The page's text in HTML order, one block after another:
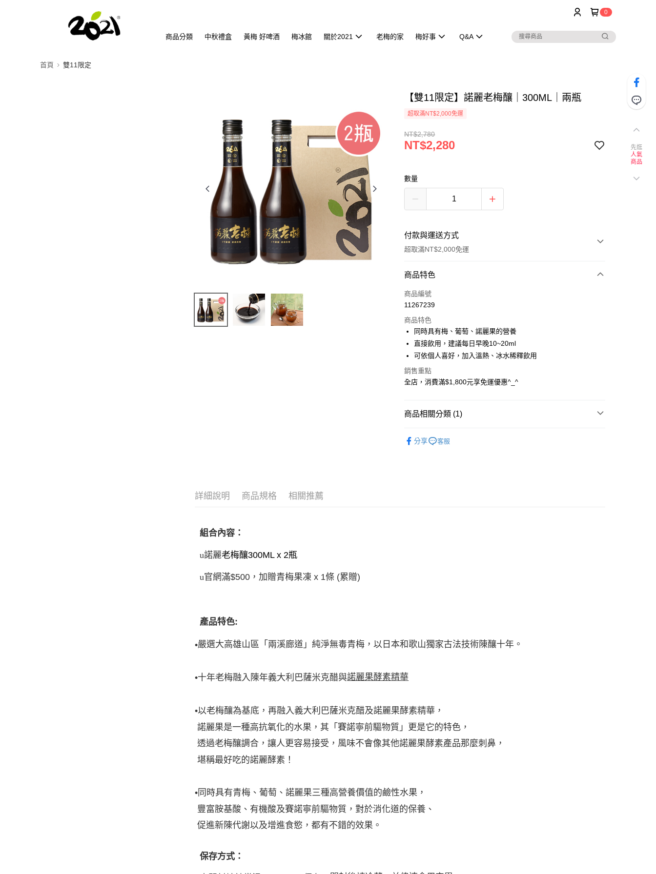
0
商品分類 中秋禮盒 黃梅 好啤酒 梅冰館 關於2021 老梅的家 梅好事 Q&A
首頁 雙11限定
【雙11限定】諾麗老梅釀｜300ML｜兩瓶
超取滿NT$2,000免運
NT$2,780
NT$2,280
數量
付款與運送方式
超取滿NT$2,000免運
付款方式
信用卡一次付款
LINE Pay
Apple Pay
悠遊付
商品特色
商品編號
11267239
商品特色
同時具有梅、葡萄、諾麗果的營養
直接飲用，建議每日早晚10~20ml
可依個人喜好，加入溫熱、冰水稀釋飲用
銷售重點
全店，消費滿$1,800元享免運優惠^_^
商品相關分類 (1)
分享
客服
詳細說明 商品規格 相關推薦
組合內容：
u諾麗老梅釀300ML x 2瓶
u官網滿$500，加贈青梅果凍 x 1條 (累贈)
產品特色:
•嚴選大高雄山區「兩溪廊道」純淨無毒青梅，以日本和歌山獨家古法技術陳釀十年。
•十年老梅融入 陳年義大利巴薩米克醋與諾麗果酵素精華
•以老梅釀為基底，再融入義大利巴薩米克醋及諾麗果酵素精華，
諾麗果是一種高抗氧化的水果， 其 「賽諾寧前驅物質」 更是它的特色，
透過老梅釀調合，讓人更容易接受， 風味不會像其他諾麗果酵素產品那麼刺鼻，
堪稱最好吃的諾麗酵素！
•同時具有青梅、葡萄、諾麗果三種高營養價值的鹼性水果，
豐富胺基酸、有機酸及賽諾寧前驅物質，對於消化道的保養、
促進新陳代謝以及增進食慾，都有不錯的效果。
保存方式：
先逛
人氣
商品